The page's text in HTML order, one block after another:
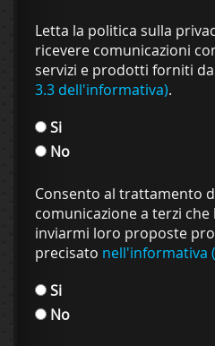
Letta la politica sulla
ricevere comunicazioni
servizi e prodotti forniti
3.3 dell'informativa).
Si
No
Consento al trattamento
comunicazione a terzi
inviarmi loro proposte
precisato nell'informativa
Si
No